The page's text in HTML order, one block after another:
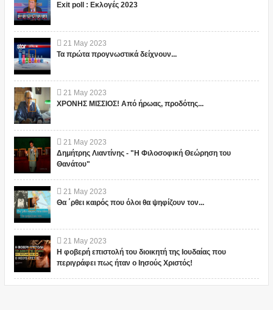
Exit poll : Εκλογές 2023
21 May 2023
Τα πρώτα προγνωστικά δείχνουν...
21 May 2023
ΧΡΟΝΗΣ ΜΙΣΣΙΟΣ! Από ήρωας, προδότης...
21 May 2023
Δημήτρης Λιαντίνης - "Η Φιλοσοφική Θεώρηση του
Θανάτου"
21 May 2023
Θα ΄ρθει καιρός που όλοι θα ψηφίζουν τον...
21 May 2023
Η φοβερή επιστολή του διοικητή της Ιουδαίας που
περιγράφει πως ήταν ο Ιησούς Χριστός!